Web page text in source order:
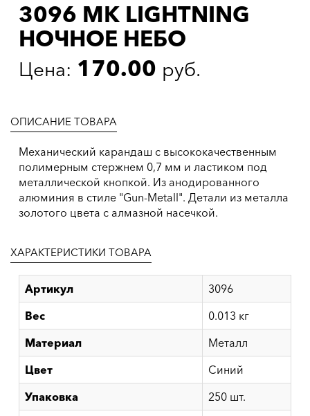
3096 МК LIGHTNING
НОЧНОЕ НЕБО
Цена: 170.00 руб.
ОПИСАНИЕ ТОВАРА
Механический карандаш с высококачественным
полимерным стержнем 0,7 мм и ластиком под
металлической кнопкой. Из анодированного
алюминия в стиле "Gun-Metall". Детали из металла
золотого цвета с алмазной насечкой.
ХАРАКТЕРИСТИКИ ТОВАРА
Артикул
3096
Вес
0.013 кг
Материал
Металл
Цвет
Синий
Упаковка
250 шт.